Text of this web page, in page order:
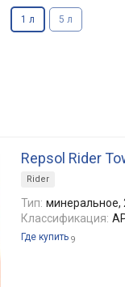
1 л 5 л
Repsol Rider
Rider
Тип: минеральное,
Классификация:
Где купить 9